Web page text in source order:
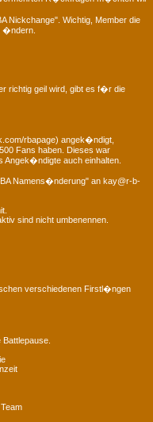
Nickchange". Wichtig, Member die
�ndern.
richtig geil wird, gibt es f�r die
rbapage) angek�ndigt,
Fans haben. Dieses war
Angek�ndigte auch einhalten.
Namens�nderung" an kay@r-b-
sind nicht umbenennen.
verschiedenen Firstl�ngen